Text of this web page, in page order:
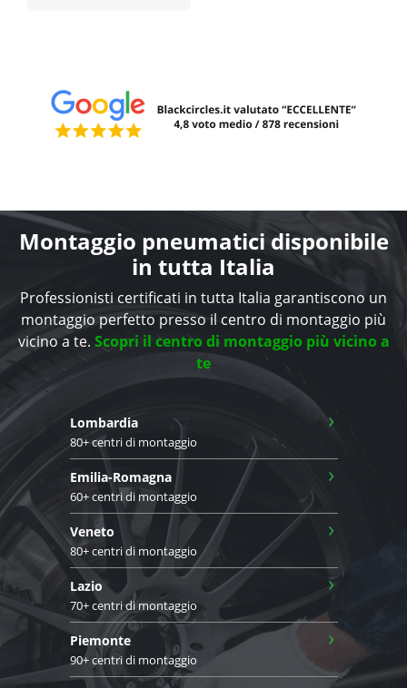
Montaggio pneumatici disponibile
in tutta Italia
Professionisti certificati in tutta Italia garantiscono un
montaggio perfetto presso il centro di montaggio più
vicino a te. Scopri il centro di montaggio più vicino a
te
Lombardia
80+ centri di montaggio
›
Emilia-Romagna
60+ centri di montaggio
›
Veneto
80+ centri di montaggio
›
Lazio
70+ centri di montaggio
›
Piemonte
90+ centri di montaggio
›